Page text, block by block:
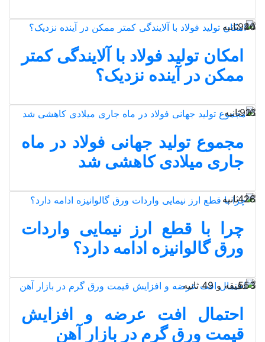
40 ثانیه
924
امکان تولید فولاد با آلایندگی کمتر
ممکن در آینده نزدیک؟
21 ثانیه
916
مجموع تولید جهانی فولاد در ماه
جاری میلادی کاهشی شد
28 ثانیه
426
چرا با قطع ارز نیمایی واردات
ورق گالوانیزه ادامه دارد؟
1 دقیقه و 49 ثانیه
553
احتمال افت عرضه و افزایش
قیمت ورق گرم در بازار آهن